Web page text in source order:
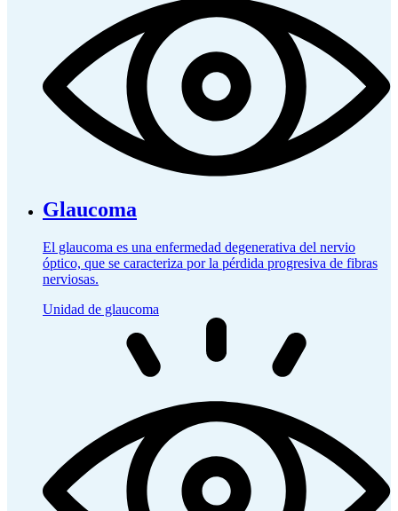
Glaucoma
El glaucoma es una enfermedad degenerativa del nervio
óptico, que se caracteriza por la pérdida progresiva de fibras
nerviosas.
Unidad de glaucoma